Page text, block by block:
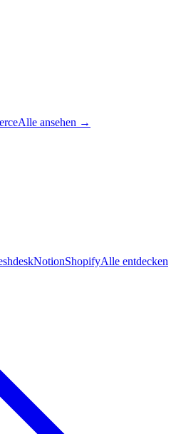
Alle ansehen →
NotionShopifyAlle entdecken